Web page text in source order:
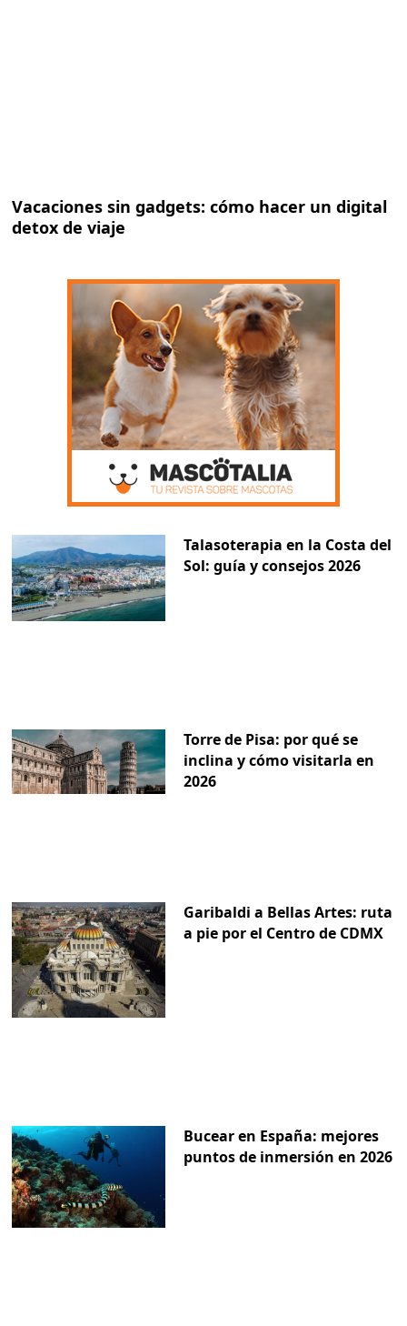
Vacaciones sin gadgets: cómo hacer un digital
detox de viaje
Talasoterapia en la Costa del
Sol: guía y consejos 2026
Torre de Pisa: por qué se
inclina y cómo visitarla en
2026
Garibaldi a Bellas Artes: ruta
a pie por el Centro de CDMX
Bucear en España: mejores
puntos de inmersión en 2026